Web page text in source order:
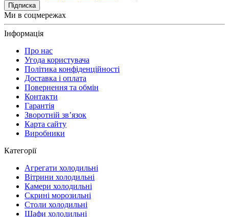
Підписка
Ми в соцмережах
Інформація
Про нас
Угода користувача
Політика конфіденційності
Доставка і оплата
Повернення та обмін
Контакти
Гарантія
Зворотній зв’язок
Карта сайту
Виробники
Категорії
Агрегати холодильні
Вітрини холодильні
Камери холодильні
Скрині морозильні
Столи холодильні
Шафи холодильні